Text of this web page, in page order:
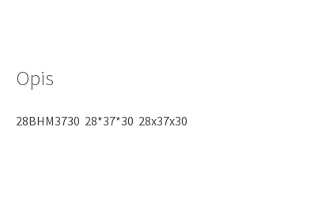
Opis
28BHM3730 28*37*30 28x37x30